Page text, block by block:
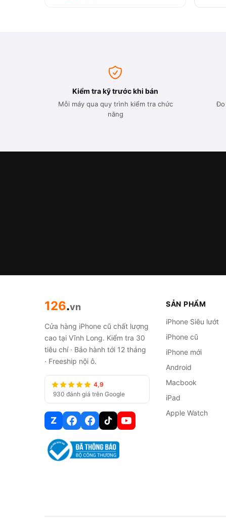
Kiểm tra kỹ trước khi bán
Mỗi máy qua quy trình kiểm tra chức
năng
Đo
126.vn
Cửa hàng iPhone cũ chất lượng
cao tại Vĩnh Long. Kiểm tra 30
tiêu chí · Bảo hành tới 12 tháng
· Freeship nội ô.
4,9
930 đánh giá trên Google
Z
SẢN PHẨM
iPhone Siêu lướt
iPhone cũ
iPhone mới
Android
Macbook
iPad
Apple Watch